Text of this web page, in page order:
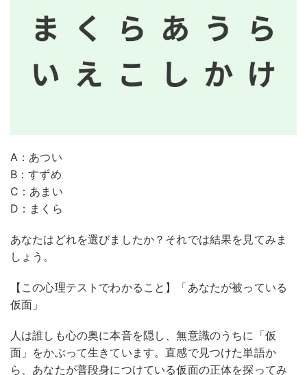
A：あつい
B：すずめ
C：あまい
D：まくら
あなたはどれを選びましたか？それでは結果を見てみま
しょう。
【この心理テストでわかること】「あなたが被っている
仮面」
人は誰しも心の奥に本音を隠し、無意識のうちに「仮
面」をかぶって生きています。直感で見つけた単語か
ら、あなたが普段身につけている仮面の正体を探ってみ